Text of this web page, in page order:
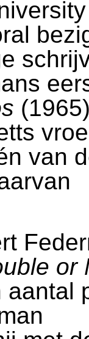
van
or
aantal